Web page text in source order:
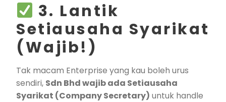
3. Lantik
Setiausaha Syarikat
(Wajib!)
Tak macam Enterprise yang kau boleh urus
sendiri, Sdn Bhd wajib ada Setiausaha
Syarikat (Company Secretary) untuk handle